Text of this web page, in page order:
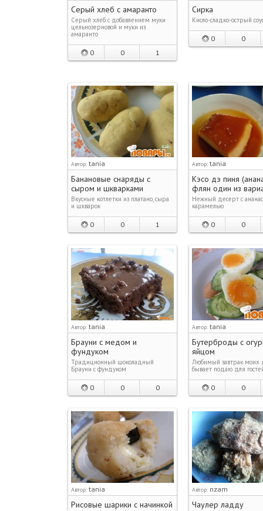
Серый хлеб с амаранто
Серый хлеб с добавлением муки
цельнозерновой и муки из
амаранто
0 0 1
Сирка
Кисло-сладко-острый
0 0
Автор: tania
Банановые снаряды с
сыром и шкварками
Вкусные котлетки из платано, сыра
и шкварок
0 0 1
Автор: tania
Кэсо дэ пиня
флян один из
Нежный десерт с
карамелью
0 0
Автор: tania
Брауни с медом и
фундуком
Традиционный шоколадный
Брауни с фундуком
0 0 0
Автор: tania
Бутерброды с
яйцом
Любимый завтрак моих
бывает подаю для
0 0
Автор: tania
Рисовые шарики с начинкой
Автор: nzam
Чаулер ладду